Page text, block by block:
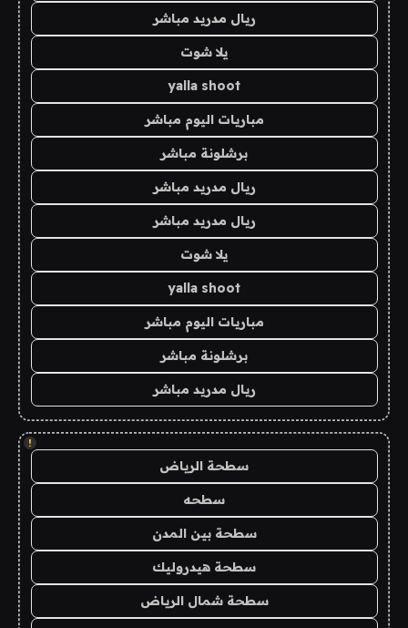
ريال مدريد مباشر
يلا شوت
yalla shoot
مباريات اليوم مباشر
برشلونة مباشر
ريال مدريد مباشر
ريال مدريد مباشر
يلا شوت
yalla shoot
مباريات اليوم مباشر
برشلونة مباشر
ريال مدريد مباشر
!
سطحة الرياض
سطحه
سطحة بين المدن
سطحة هيدروليك
سطحة شمال الرياض